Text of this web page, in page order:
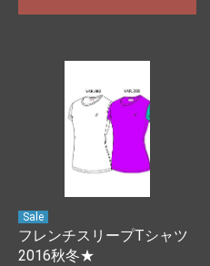
Sale
フレンチスリープTシャツ
2016秋冬★